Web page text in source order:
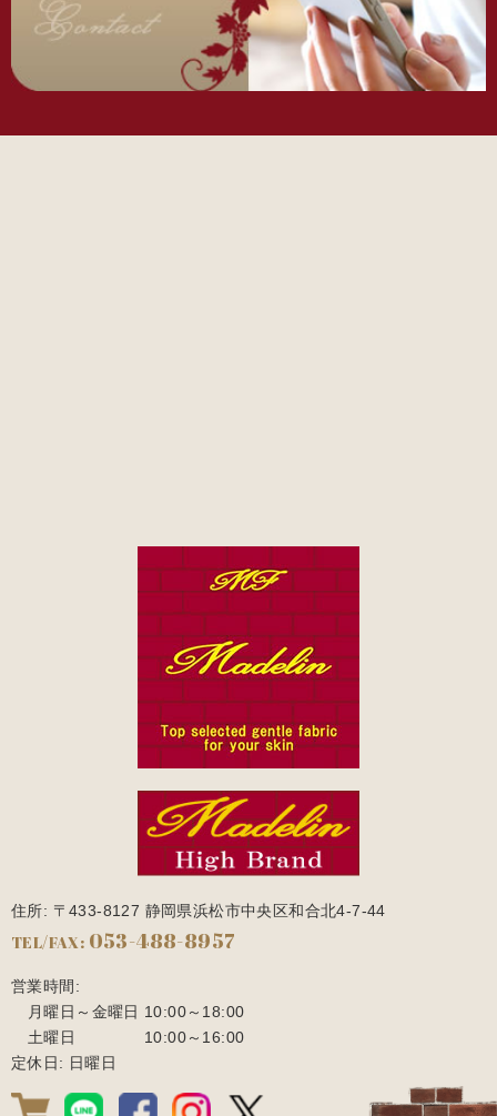
住所: 〒433-8127 静岡県浜松市中央区和合北4-7-44
TEL/FAX: 053-488-8957
営業時間:
月曜日～金曜日 10:00～18:00
土曜日
10:00～16:00
定休日: 日曜日